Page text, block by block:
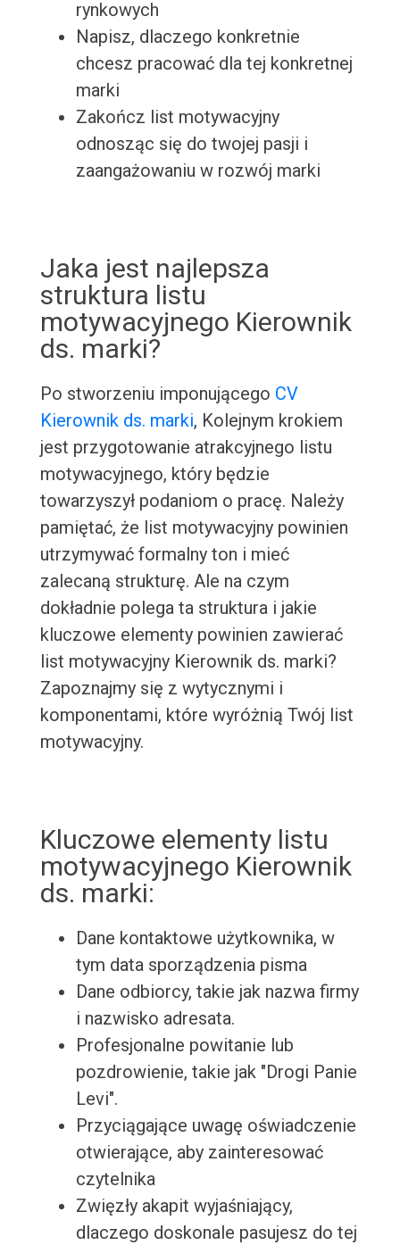
rynkowych
Napisz, dlaczego konkretnie
chcesz pracować dla tej konkretnej
marki
Zakończ list motywacyjny
odnosząc się do twojej pasji i
zaangażowaniu w rozwój marki
Jaka jest najlepsza
struktura listu
motywacyjnego Kierownik
ds. marki?
Po stworzeniu imponującego CV
Kierownik ds. marki, Kolejnym krokiem
jest przygotowanie atrakcyjnego listu
motywacyjnego, który będzie
towarzyszył podaniom o pracę. Należy
pamiętać, że list motywacyjny powinien
utrzymywać formalny ton i mieć
zalecaną strukturę. Ale na czym
dokładnie polega ta struktura i jakie
kluczowe elementy powinien zawierać
list motywacyjny Kierownik ds. marki?
Zapoznajmy się z wytycznymi i
komponentami, które wyróżnią Twój list
motywacyjny.
Kluczowe elementy listu
motywacyjnego Kierownik
ds. marki:
Dane kontaktowe użytkownika, w
tym data sporządzenia pisma
Dane odbiorcy, takie jak nazwa firmy
i nazwisko adresata.
Profesjonalne powitanie lub
pozdrowienie, takie jak "Drogi Panie
Levi".
Przyciągające uwagę oświadczenie
otwierające, aby zainteresować
czytelnika
Zwięzły akapit wyjaśniający,
dlaczego doskonale pasujesz do tej